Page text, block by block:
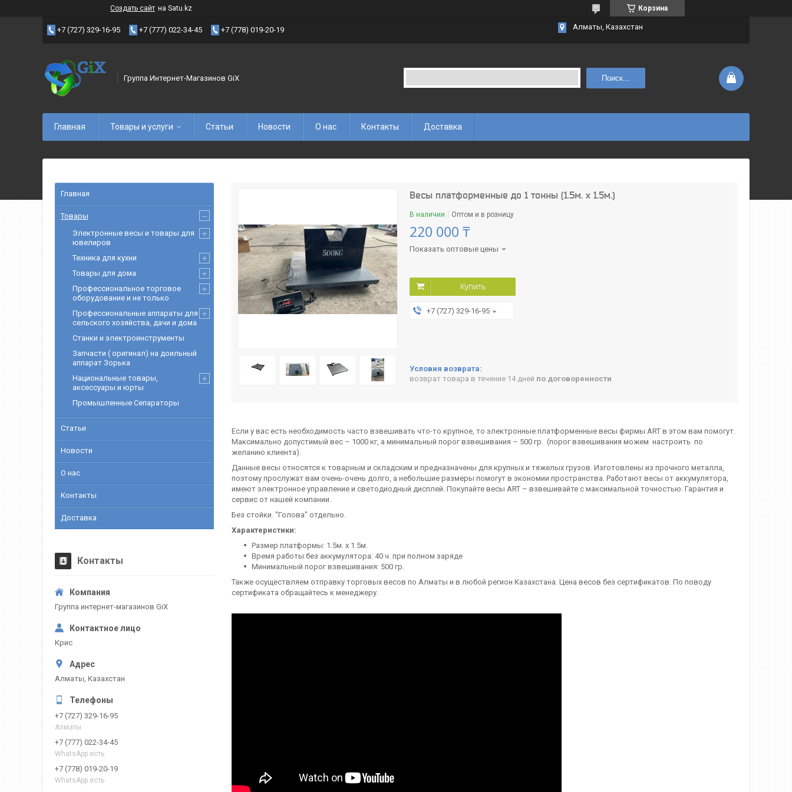
Создать сайт на Satu.kz Корзина
+7 (727) 329-16-95 +7 (777) 022-34-45 +7 (778) 019-20-19 Алматы, Казахстан
Группа Интернет-Магазинов GiX Поиск...
Главная Товары и услуги Статьи Новости О нас Контакты Доставка
Весы платформенные до 1 тонны (1.5м. х 1.5м.)
В наличии Оптом и в розницу
220 000 ₸
Показать оптовые цены
Купить
+7 (727) 329-16-95
возврат товара в течение 14 дней по договоренности
Если у вас есть необходимость часто взвешивать что-то крупное, то электронные платформенные весы фирмы ART в этом вам помогут.
Максимально допустимый вес – 1000 кг, а минимальный порог взвешивания – 500 гр. (порог взвешивания можем настроить по
желанию клиента).
Данные весы относятся к товарным и складским и предназначены для крупных и тяжелых грузов. Изготовлены из прочного металла,
поэтому прослужат вам очень-очень долго, а небольшие размеры помогут в экономии пространства. Работают весы от аккумулятора,
имеют электронное управление и светодиодный дисплей. Покупайте весы ART – взвешивайте с максимальной точностью. Гарантия и
сервис от нашей компании.
Без стойки. "Голова" отдельно.
Характеристики:
Размер платформы: 1.5м. х 1.5м.
Время работы без аккумулятора: 40 ч. при полном заряде
Минимальный порог взвешивания: 500 гр.
Также осуществляем отправку торговых весов по Алматы и в любой регион Казахстана. Цена весов без сертификатов. По поводу
сертификата обращайтесь к менеджеру.
Главная
Товары
Электронные весы и товары для
ювелиров
Техника для кухни
Товары для дома
Профессиональное торговое
оборудование и не только
Профессиональные аппараты для
сельского хозяйства, дачи и дома
Станки и электроинструменты
Запчасти ( оригинал) на доильный
аппарат Зорька
Национальные товары,
аксессуары и юрты
Промышленные Сепараторы
Статьи
Новости
О нас
Контакты
Доставка
Контакты
Группа интернет-магазинов GiX
Крис
Алматы, Казахстан
+7 (727) 329-16-95
Алматы
+7 (777) 022-34-45
WhatsApp есть
+7 (778) 019-20-19
WhatsApp есть